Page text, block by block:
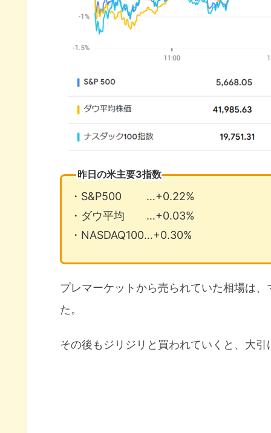
まとめ
昨日の米主要3指数
・S&P500 …+0.22%
・ダウ平均 …+0.03%
・NASDAQ100…+0.30%
プレマーケットから売られていた相場は
た。
その後もジリジリと買われていくと、大